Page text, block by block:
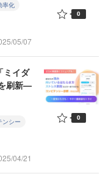
率化
05/07
0
ミイダ
刷新—
ンシー
04/21
0